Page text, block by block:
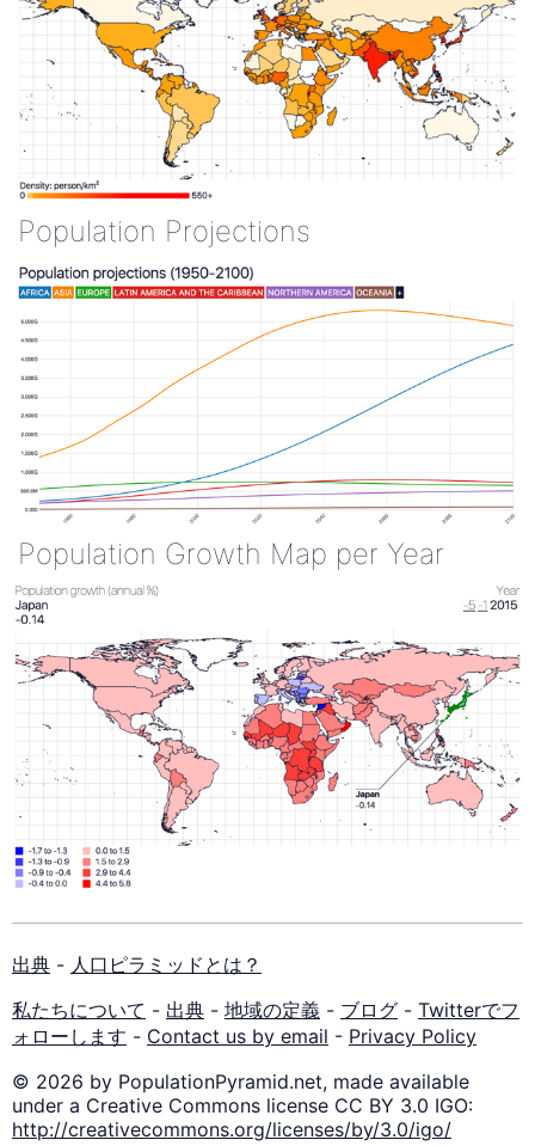
Population Projections
Population Growth Map per Year
出典 - 人口ピラミッドとは？
私たちについて - 出典 - 地域の定義 - ブログ - Twitterでフ
ォローします - Contact us by email - Privacy Policy
© 2026 by PopulationPyramid.net, made available
under a Creative Commons license CC BY 3.0 IGO:
http://creativecommons.org/licenses/by/3.0/igo/